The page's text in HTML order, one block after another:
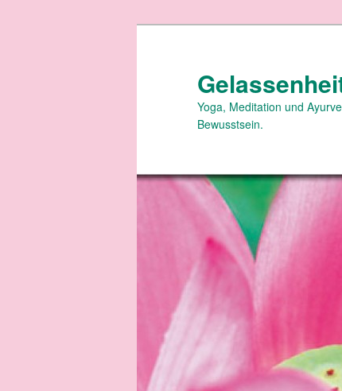
Yoga, Meditation und
Bewusstsein.